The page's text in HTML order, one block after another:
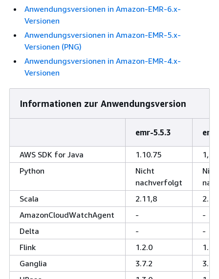
Anwendungsversionen in Amazon-EMR-6.x-
Versionen
Anwendungsversionen in Amazon-EMR-5.x-
Versionen (PNG)
Anwendungsversionen in Amazon-EMR-4.x-
Versionen
Informationen zur Anwendungsversion
emr-5.5.3
AWS SDK for Java 1.10.75
Python
Nicht
nachverfolgt
Scala
2.11,8
AmazonCloudWatchAgent
-
-
Delta
-
-
Flink
1.2.0
1.2.0
Ganglia
3.7.2
3.7.2